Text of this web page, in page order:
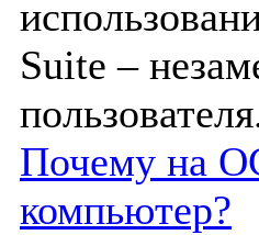
Suite –
Почему на
компьютер?